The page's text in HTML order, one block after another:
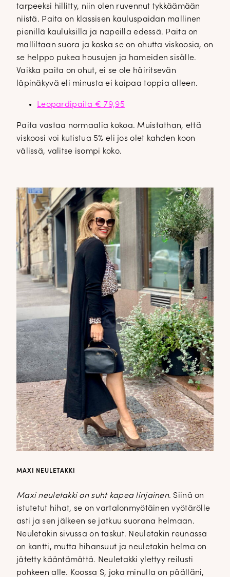
tarpeeksi hillitty, niin olen ruvennut tykkäämään
niistä. Paita on klassisen kauluspaidan mallinen
pienillä kauluksilla ja napeilla edessä. Paita on
malliltaan suora ja koska se on ohutta viskoosia, on
se helppo pukea housujen ja hameiden sisälle.
Vaikka paita on ohut, ei se ole häiritsevän
läpinäkyvä eli minusta ei kaipaa toppia alleen.
Leopardipaita € 79,95
Paita vastaa normaalia kokoa. Muistathan, että
viskoosi voi kutistua 5% eli jos olet kahden koon
välissä, valitse isompi koko.
MAXI NEULETAKKI
Maxi neuletakki on suht kapea linjainen. Siinä on
istutetut hihat, se on vartalonmyötäinen vyötärölle
asti ja sen jälkeen se jatkuu suorana helmaan.
Neuletakin sivussa on taskut. Neuletakin reunassa
on kantti, mutta hihansuut ja neuletakin helma on
jätetty kääntämättä. Neuletakki ylettyy reilusti
pohkeen alle. Koossa S, joka minulla on päälläni,